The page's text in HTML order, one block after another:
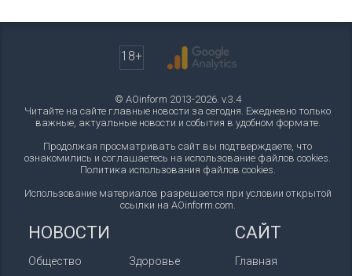
18+
© AOinform 2013-2026. v.3.4
Читайте на сайте главные новости за сегодня. Ежедневно только
важные, актуальные новости и события в удобном формате.
Продолжая просматривать сайт вы подтверждаете, что
ознакомились и соглашаетесь на использование файлов cookies.
Политика использования файлов cookies.
Использование материалов разрешается при условии открытой
ссылки на AOinform.com.
НОВОСТИ
Общество
Здоровье
САЙТ
Главная